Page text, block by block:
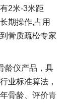
2米-3米距
期操作,占用
骨质疏松专家
龄仪产品，具
业标准算法，
骨龄、评价青